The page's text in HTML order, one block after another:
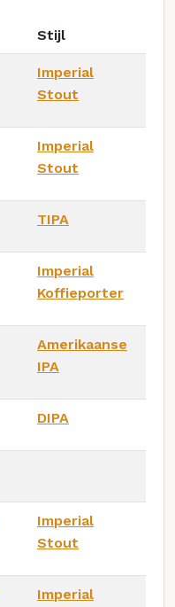
Stijl
Imperial
Stout
Imperial
Stout
TIPA
Imperial
Koffieporter
Amerikaanse
IPA
DIPA
Imperial
Stout
Imperial